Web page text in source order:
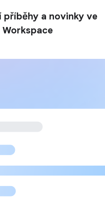
příběhy a novinky ve